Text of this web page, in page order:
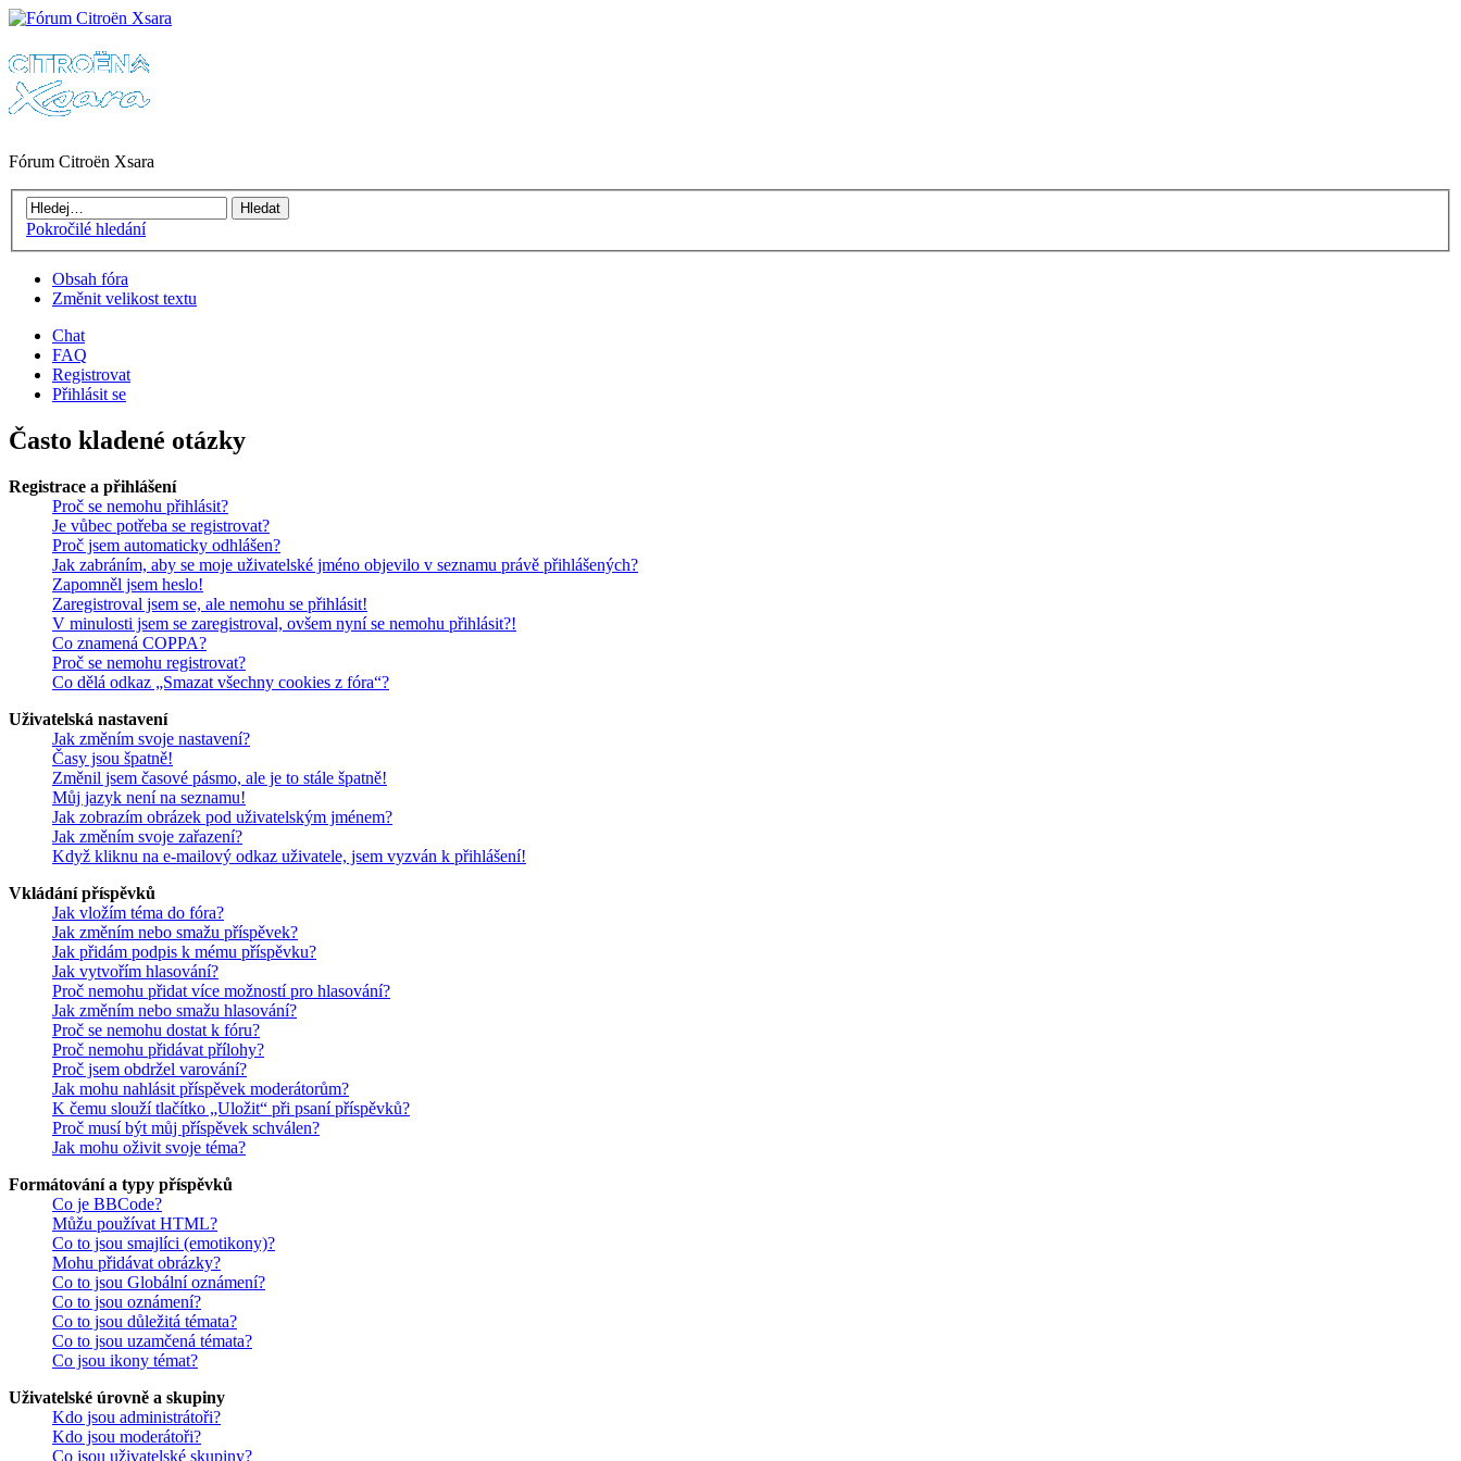
Fórum Citroën Xsara
Pokročilé hledání
Obsah fóra
Změnit velikost textu
Chat
FAQ
Registrovat
Přihlásit se
Často kladené otázky
Registrace a přihlášení
Proč se nemohu přihlásit?
Je vůbec potřeba se registrovat?
Proč jsem automaticky odhlášen?
Jak zabráním, aby se moje uživatelské jméno objevilo v seznamu právě přihlášených?
Zapomněl jsem heslo!
Zaregistroval jsem se, ale nemohu se přihlásit!
V minulosti jsem se zaregistroval, ovšem nyní se nemohu přihlásit?!
Co znamená COPPA?
Proč se nemohu registrovat?
Co dělá odkaz „Smazat všechny cookies z fóra“?
Uživatelská nastavení
Jak změním svoje nastavení?
Časy jsou špatně!
Změnil jsem časové pásmo, ale je to stále špatně!
Můj jazyk není na seznamu!
Jak zobrazím obrázek pod uživatelským jménem?
Jak změním svoje zařazení?
Když kliknu na e-mailový odkaz uživatele, jsem vyzván k přihlášení!
Vkládání příspěvků
Jak vložím téma do fóra?
Jak změním nebo smažu příspěvek?
Jak přidám podpis k mému příspěvku?
Jak vytvořím hlasování?
Proč nemohu přidat více možností pro hlasování?
Jak změním nebo smažu hlasování?
Proč se nemohu dostat k fóru?
Proč nemohu přidávat přílohy?
Proč jsem obdržel varování?
Jak mohu nahlásit příspěvek moderátorům?
K čemu slouží tlačítko „Uložit“ při psaní příspěvků?
Proč musí být můj příspěvek schválen?
Jak mohu oživit svoje téma?
Formátování a typy příspěvků
Co je BBCode?
Můžu používat HTML?
Co to jsou smajlíci (emotikony)?
Mohu přidávat obrázky?
Co to jsou Globální oznámení?
Co to jsou oznámení?
Co to jsou důležitá témata?
Co to jsou uzamčená témata?
Co jsou ikony témat?
Uživatelské úrovně a skupiny
Kdo jsou administrátoři?
Kdo jsou moderátoři?
Co jsou uživatelské skupiny?